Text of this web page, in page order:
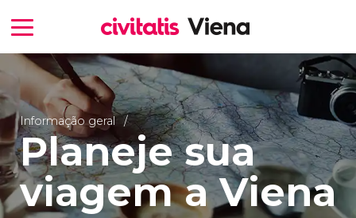
Informação geral
Planeje sua
viagem a Viena